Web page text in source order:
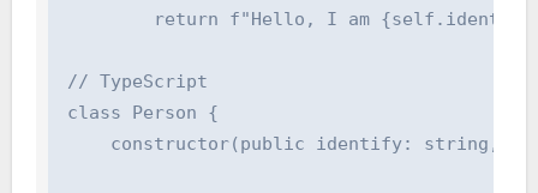
return f"Hello, I am
// TypeScript
class Person {
constructor(public identify: string,